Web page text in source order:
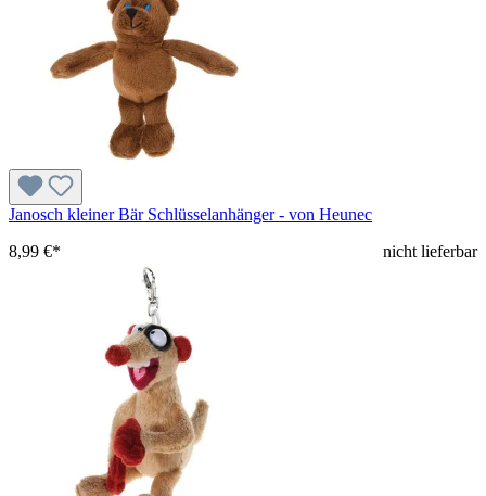
Janosch kleiner Bär Schlüsselanhänger - von Heunec
nicht lieferbar
8,99 €*